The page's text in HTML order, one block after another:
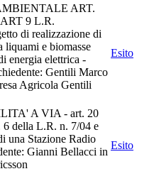
ART.
9 L.R.
di realizzazione di
liquami e biomasse
energia elettrica -
Gentili Marco
Agricola Gentili
Esito
A VIA - art. 20
6 della L.R. n. 7/04 e
una Stazione Radio
Gianni Bellacci in
Esito